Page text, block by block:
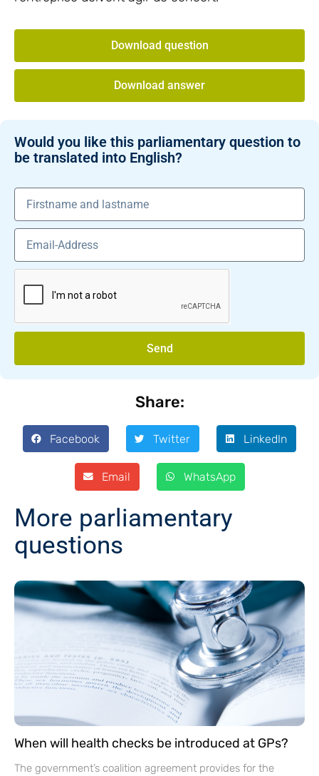
Download question
Download answer
Would you like this parliamentary question to
be translated into English?
Send
Share:
Facebook Twitter LinkedIn
Email WhatsApp
More parliamentary
questions
When will health checks be introduced at GPs?
The government’s coalition agreement provides for the